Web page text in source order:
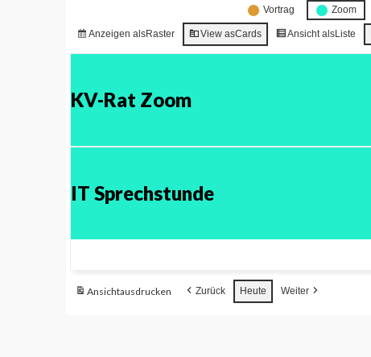
Vortrag Zoom
Anzeigen alsRaster View asCards Ansicht alsListe
KV-Rat Zoom
IT Sprechstunde
Ansichtausdrucken Zurück Heute Weiter